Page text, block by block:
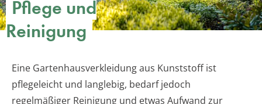
Pflege und
Reinigung
Eine Gartenhausverkleidung aus Kunststoff ist
pflegeleicht und langlebig, bedarf jedoch
regelmäßiger Reinigung und etwas Aufwand zur